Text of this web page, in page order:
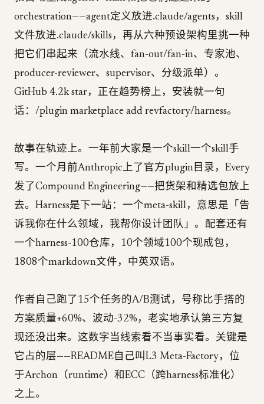
orchestration——agent定义放进.claude/agents，skill
文件放进.claude/skills，再从六种预设架构里挑一种
把它们串起来（流水线、fan-out/fan-in、专家池、
producer-reviewer、supervisor、分级派单）。
GitHub 4.2k star，正在趋势榜上，安装就一句
话：/plugin marketplace add revfactory/harness。
故事在轨迹上。一年前大家是一个skill一个skill手
写。一个月前Anthropic上了官方plugin目录，Every
发了Compound Engineering——把货架和精选包放上
去。Harness是下一站：一个meta-skill，意思是「告
诉我你在什么领域，我帮你设计团队」。配套还有
一个harness-100仓库，10个领域100个现成包，
1808个markdown文件，中英双语。
作者自己跑了15个任务的A/B测试，号称比手搭的
方案质量+60%、波动-32%，老实地承认第三方复
现还没出来。这数字当线索看不当事实看。关键是
它占的层——README自己叫L3 Meta-Factory，位
于Archon（runtime）和ECC（跨harness标准化）
之上。